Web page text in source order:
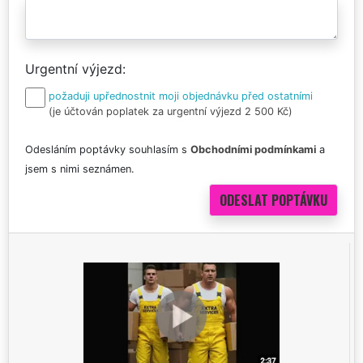
Urgentní výjezd
požaduji upřednostnit moji objednávku před ostatními
(je účtován poplatek za urgentní výjezd 2 500 Kč)
Odesláním poptávky souhlasím s Obchodními podmínkami a
jsem s nimi seznámen.